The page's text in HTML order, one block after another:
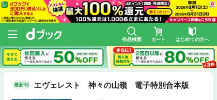
作品検索 カート はじめての方へ
最新刊 エヴェレスト 神々の山嶺 電子特別合本版